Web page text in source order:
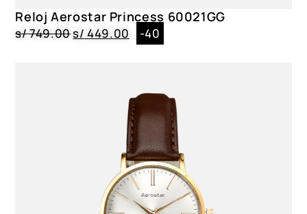
Reloj Aerostar Princess 60021GG
s/749.00s/ 449.00 -40